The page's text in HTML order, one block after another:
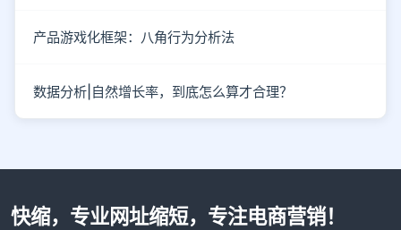
产品游戏化框架：八角行为分析法
数据分析|自然增长率，到底怎么算才合理？
快缩，专业网址缩短，专注电商营销！